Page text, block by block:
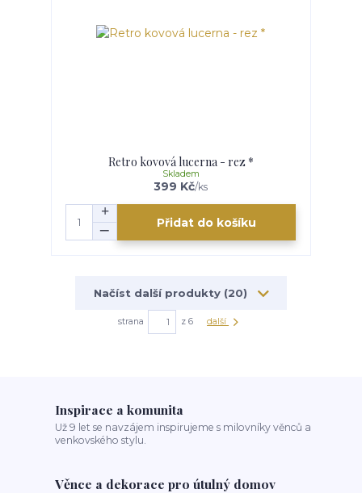
Retro kovová lucerna - rez *
399 Kč/ks
Skladem
Přidat do košíku
Načíst další produkty (20)
strana z 6 další
Inspirace a komunita
Už 9 let se navzájem inspirujeme s milovníky věnců a
venkovského stylu.
Věnce a dekorace pro útulný domov